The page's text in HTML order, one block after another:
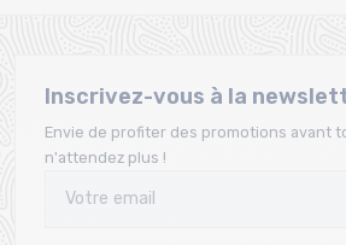
Inscrivez-vous à la
Envie de profiter des promotions avant
n'attendez plus !